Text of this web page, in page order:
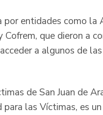
por entidades como la
Cofrem, que dieron a
a algunos de
de San Juan de
las Víctimas, es